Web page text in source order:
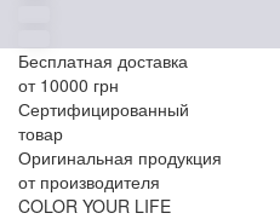
Бесплатная доставка
от 10000 грн
Сертифицированный
товар
Оригинальная продукция
от производителя
COLOR YOUR LIFE